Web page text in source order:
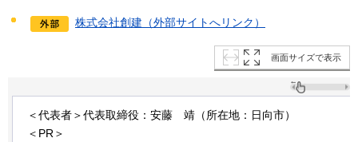
株式会社創建（外部サイトへリンク）
画面サイズで表示
＜代表者＞代表取締役：安藤 靖 （所在地：日向市）
＜PR＞